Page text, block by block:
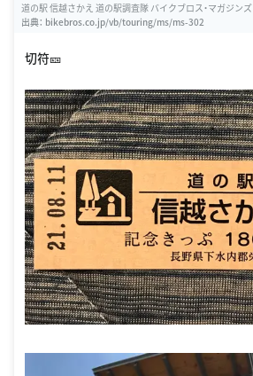
道の駅 信越さかえ 道の駅調査隊 バイクブロス・マガジンズ
出典： bikebros.co.jp/vb/touring/ms/ms-302
切符🎫